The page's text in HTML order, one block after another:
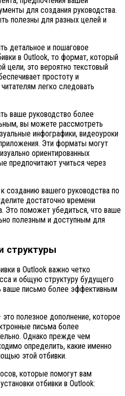
для создания руководства.
полезны для разных целей и
детальное и пошаговое
в Outlook, то формат, который
цели, это вероятно текстовый
простоту и
легко следовать
ваше руководство более
вы можете рассмотреть
инфографики, видеоуроки
Эти форматы могут
ориентированных
предпочитают учиться через
созданию вашего руководства по
достаточно времени
Это поможет убедиться, что ваше
полезным и доступным для
структуры
в Outlook важно четко
и общую структуру будущего
ваше письмо более эффективным
полезное дополнение, которое
письма более
Однако прежде чем
определить, какие именно
этой отбивки.
которые помогут вам
отбивки в Outlook: